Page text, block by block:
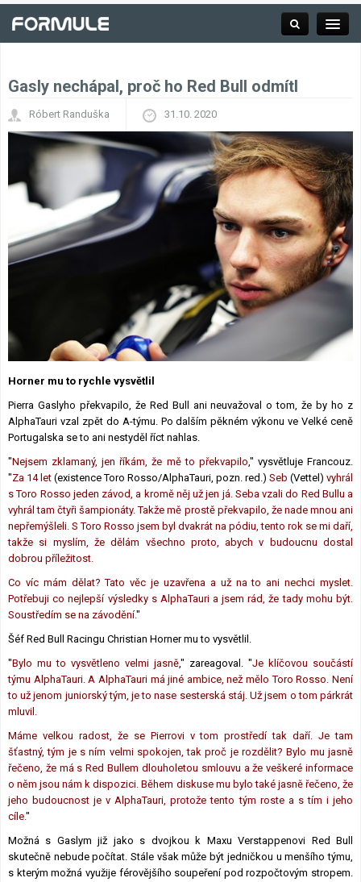
Závodní série
Kalendář F1
Výsledky F1
Týmy a jezdci F1
Gasly nechápal, proč ho Red Bull odmítl
Róbert Randuška 31.10. 2020
Horner mu to rychle vysvětlil
Pierra Gaslyho překvapilo, že Red Bull ani neuvažoval o tom, že by ho z
AlphaTauri vzal zpět do A-týmu. Po dalším pěkném výkonu ve Velké ceně
Portugalska se to ani nestyděl říct nahlas.
"Nejsem zklamaný, jen říkám, že mě to překvapilo," vysvětluje Francouz.
"Za 14 let (existence Toro Rosso/AlphaTauri, pozn. red.) Seb (Vettel) vyhrál
s Toro Rosso jeden závod, a kromě něj už jen já. Seba vzali do Red Bullu a
vyhrál tam čtyři šampionáty. Takže mě prostě překvapilo, že nade mnou ani
nepřemýšleli. S Toro Rosso jsem byl dvakrát na pódiu, tento rok se mi daří,
takže si myslím, že dělám všechno proto, abych v budoucnu dostal
dobrou příležitost.
Co víc mám dělat? Tato věc je uzavřena a už na to ani nechci myslet.
Potřebuji co nejlepší výsledky s AlphaTauri a jsem rád, že tady mohu být.
Soustředím se na závodění."
Šéf Red Bull Racingu Christian Horner mu to vysvětlil.
"Bylo mu to vysvětleno velmi jasně," zareagoval. "Je klíčovou součástí
týmu AlphaTauri. A AlphaTauri má jiné ambice, než mělo Toro Rosso. Není
to už jenom juniorský tým, je to nase sesterská stáj. Už jsem o tom párkrát
mluvil.
Máme velkou radost, že se Pierrovi v tom prostředí tak daří. Je tam
šťastný, tým je s ním velmi spokojen, tak proč je rozdělit? Bylo mu jasně
řečeno, že má s Red Bullem dlouholetou smlouvu a že veškeré informace
o něm jsou nám k dispozici. Během diskuse mu bylo také jasně řečeno, že
jeho budoucnost je v AlphaTauri, protože tento tým roste a s tím i jeho
cíle."
Možná s Gaslym již jako s dvojkou k Maxu Verstappenovi Red Bull
skutečně nebude počítat. Stále však může být jedničkou u menšího týmu,
s kterým možná využije férovějšího soupeření pod rozpočtovým stropem.